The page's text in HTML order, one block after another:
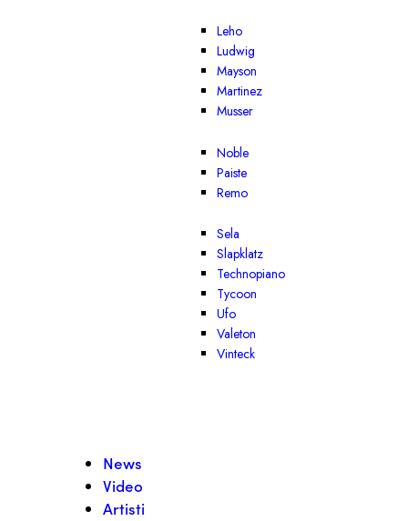
Leho
Ludwig
Mayson
Martinez
Musser
Noble
Paiste
Remo
Sela
Slapklatz
Technopiano
Tycoon
Ufo
Valeton
Vinteck
News
Video
Artisti